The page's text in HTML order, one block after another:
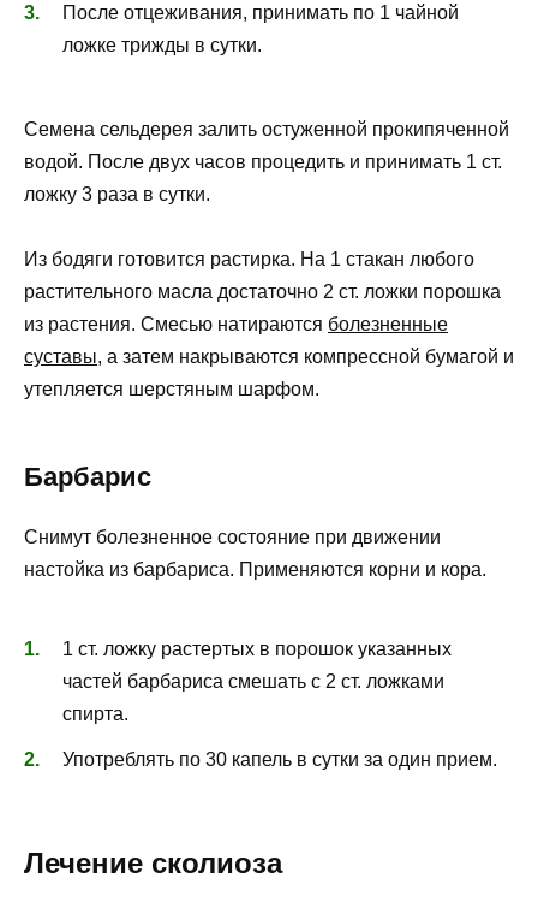
После отцеживания, принимать по 1 чайной
ложке трижды в сутки.
Семена сельдерея залить остуженной прокипяченной
водой. После двух часов процедить и принимать 1 ст.
ложку 3 раза в сутки.
Из бодяги готовится растирка. На 1 стакан любого
растительного масла достаточно 2 ст. ложки порошка
из растения. Смесью натираются болезненные
суставы, а затем накрываются компрессной бумагой и
утепляется шерстяным шарфом.
Барбарис
Снимут болезненное состояние при движении
настойка из барбариса. Применяются корни и кора.
1 ст. ложку растертых в порошок указанных
частей барбариса смешать с 2 ст. ложками
спирта.
Употреблять по 30 капель в сутки за один прием.
Лечение сколиоза